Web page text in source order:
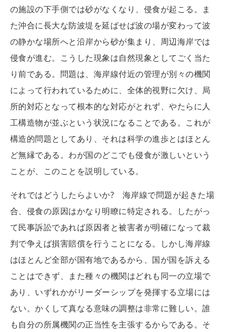
の施設の下手側では砂がなくなり、侵食が起こる。ま
た沖合に長大な防波堤を延ばせば波の場が変わって波
の静かな場所へと沿岸から砂が集まり、周辺海岸では
侵食が進む。こうした現象は自然現象としてごく当た
り前である。問題は、海岸線付近の管理が別々の機関
によって行われているために、全体的視野に欠け、局
所的対応となって根本的な対応がとれず、やたらに人
工構造物が並ぶという状況になることである。これが
構造的問題としてあり、それは科学の進歩とはほとん
ど無縁である。わが国のどこでも侵食が激しいという
ことが、このことを説明している。
それではどうしたらよいか? 海岸線で問題が起きた場
合、侵食の原因はかなり明瞭に特定される。したがっ
て民事訴訟であれば原因者と被害者が明確になって裁
判で争えば損害賠償を行うことになる。しかし海岸線
はほとんど全部が国有地であるから、国が国を訴える
ことはできず、また種々の機関はどれも同一の立場で
あり、いずれかがリーダーシップを発揮する立場には
ない。かくして真なる意味の調整は非常に難しい。誰
も自分の所属機関の正当性を主張するからである。そ